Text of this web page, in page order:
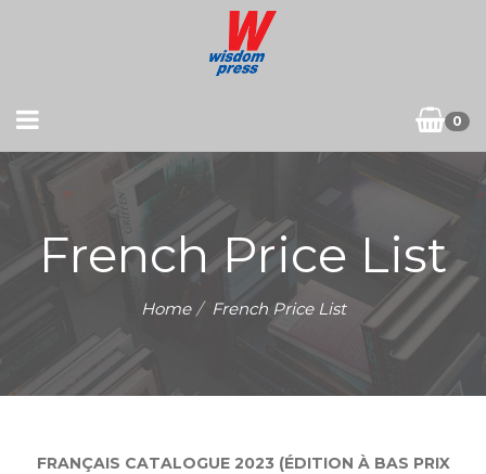
0
French Price List
Home French Price List
FRANÇAIS CATALOGUE 2023 (ÉDITION À BAS PRIX